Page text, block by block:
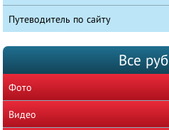
Путеводитель по сайту
Все
Фото
Видео